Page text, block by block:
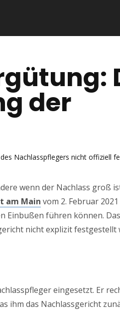
der
Nachlasspflegers nicht offiziell
wenn der Nachlass groß
am Main vom 2. Februar 2021
Einbußen führen können.
nicht explizit festgestellt
eingesetzt. Er
ihm das Nachlassgericht